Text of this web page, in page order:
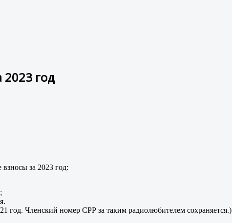
2023 год
за 2023 год:
год. Членский номер СРР за таким радиолюбителем сохраняется.)